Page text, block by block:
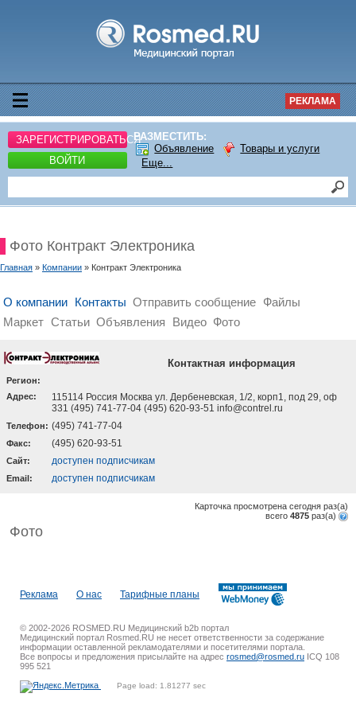
РЕКЛАМА
ЗАРЕГИСТРИРОВАТЬСЯ
ВОЙТИ
РАЗМЕСТИТЬ:
Объявление
Товары и услуги
Еще...
Фото Контракт Электроника
Главная » Компании » Контракт Электроника
О компании Контакты Отправить сообщение Файлы
Маркет Статьи Объявления Видео Фото
Контактная информация
Регион:
Адрес:
115114 Россия Москва ул. Дербеневская, 1/2, корп1, под 29, оф
331 (495) 741-77-04 (495) 620-93-51 info@contrel.ru
Телефон: (495) 741-77-04
Факс: (495) 620-93-51
Cайт: доступен подписчикам
Email: доступен подписчикам
Карточка просмотрена сегодня раз(a)
всего 4875 раз(a)
Фото
Реклама О нас Тарифные планы
© 2002-2026 ROSMED.RU Медицинский b2b портал
Медицинский портал Rosmed.RU не несет ответственности за содержание
информации оставленной рекламодателями и посетителями портала.
Все вопросы и предложения присылайте на адрес rosmed@rosmed.ru ICQ 108
995 521
Page load: 1.81277 sec